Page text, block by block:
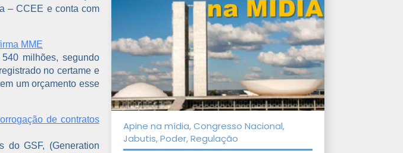
– CCEE e conta com
MME
milhões, segundo
no certame e
um orçamento esse
de contratos
do GSF, (Generation
Apine na mídia, Congresso Nacional,
Jabutis, Poder, Regulação